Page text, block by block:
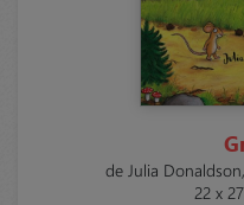
de Julia
22 x